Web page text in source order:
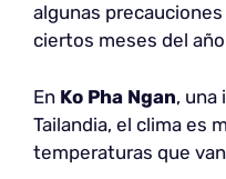
algunas
ciertos meses del
En Ko Pha Ngan, una
Tailandia, el clima es
temperaturas que